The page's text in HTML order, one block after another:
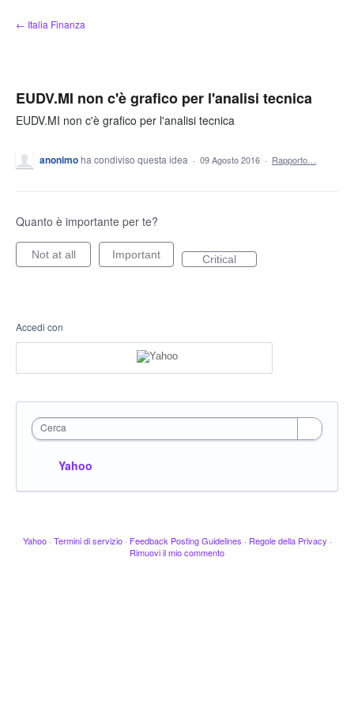
Salta
al
← Italia Finanza
EUDV.MI non c'è grafico per l'analisi tecnica
EUDV.MI non c'è grafico per l'analisi tecnica
anonimoha condiviso questa idea · 09 Agosto 2016 · Rapporto…
Quanto è importante per te?
Not at all Important Critical
Accedi con
Cerca
Yahoo
Yahoo · Termini di servizio · Feedback Posting Guidelines · Regole della Privacy ·
Rimuovi il mio commento